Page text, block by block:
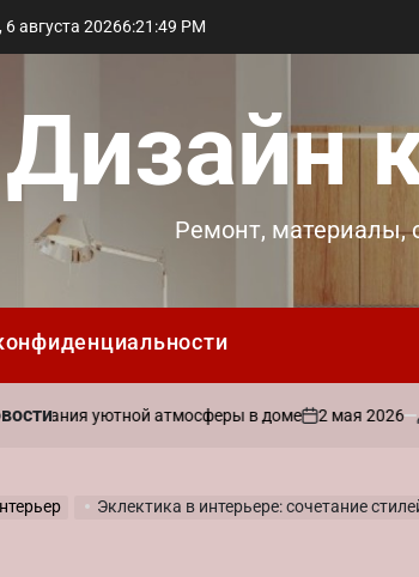
6 августа 20266:21 :50 PM
Дизайн
Ремонт, материалы,
уютной атмосферы в доме
on
2 мая 2026
Запись
admin
Эклектика в интерьере: сочетание стилей